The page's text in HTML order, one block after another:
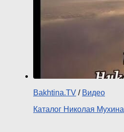
Bakhtina.TV / Видео
Каталог Николая Мухина